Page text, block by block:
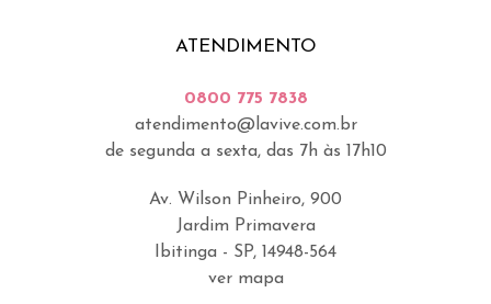
ATENDIMENTO
0800 775 7838
atendimento@lavive.com.br
de segunda a sexta, das 7h às 17h10
Av. Wilson Pinheiro, 900
Jardim Primavera
Ibitinga - SP, 14948-564
ver mapa